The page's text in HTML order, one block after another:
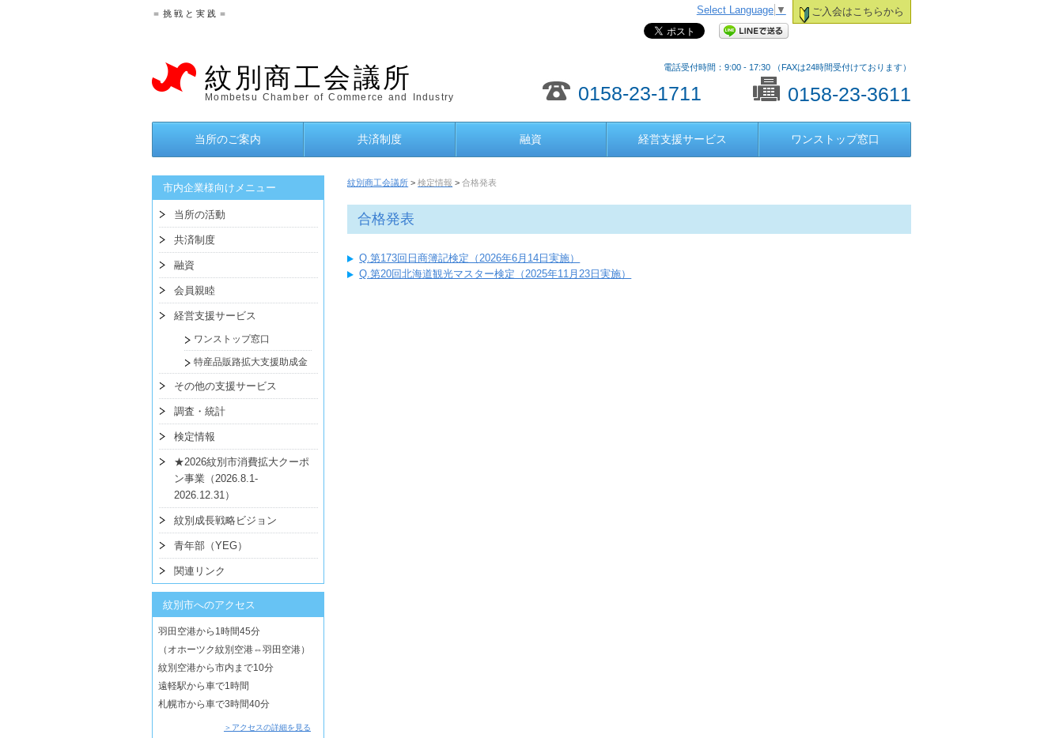
＝ 挑 戦 と 実 践 ＝ ご入会はこちらから
Select Language ▼
紋別商工会議所
Mombetsu Chamber of Commerce and Industry
電話受付時間：9:00 - 17:30 （FAXは24時間受付けております）
0158-23-1711 0158-23-3611
当所のご案内 共済制度 融資 経営支援サービス ワンストップ窓口
市内企業様向けメニュー
当所の活動
共済制度
融資
会員親睦
経営支援サービス
ワンストップ窓口
特産品販路拡大支援助成金
その他の支援サービス
調査・統計
検定情報
★2026紋別市消費拡大クーポ
ン事業（2026.8.1-
2026.12.31）
紋別成長戦略ビジョン
青年部（YEG）
関連リンク
紋別市へのアクセス
羽田空港から1時間45分
（オホーツク紋別空港⇔羽田空港）
紋別空港から市内まで10分
遠軽駅から車で1時間
札幌市から車で3時間40分
＞アクセスの詳細を見る
紋別商工会議所 >検定情報 >合格発表
合格発表
Q.第173回日商簿記検定（2026年6月14日実施）
Q.第20回北海道観光マスター検定（2025年11月23日実施）